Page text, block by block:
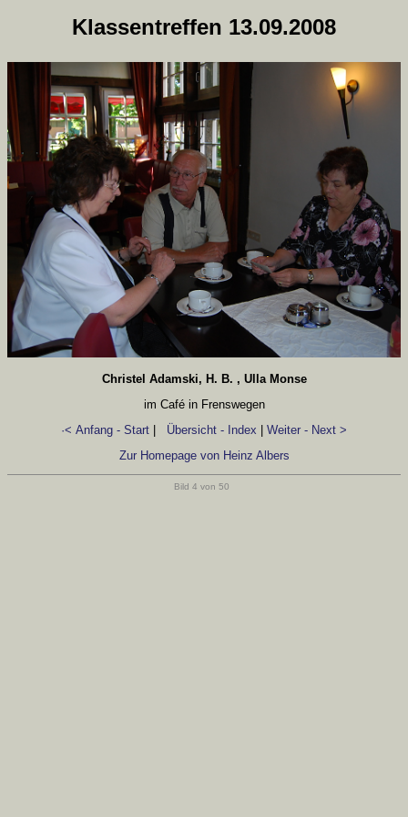
Klassentreffen 13.09.2008
Christel Adamski, H. B. , Ulla Monse
im Café in Frenswegen
·< Anfang - Start
Übersicht - Index
Weiter - Next >
Zur Homepage von Heinz Albers
Bild 4 von 50